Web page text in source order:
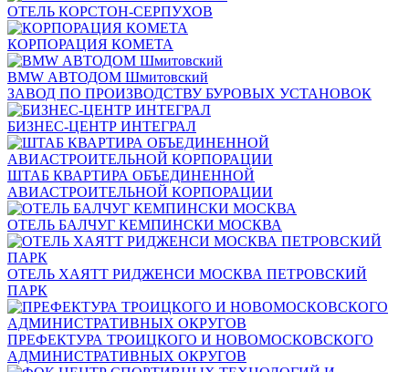
ОТЕЛЬ КОРСТОН-СЕРПУХОВ
КОРПОРАЦИЯ КОМЕТА
BMW АВТОДОМ Шмитовский
ЗАВОД ПО ПРОИЗВОДСТВУ БУРОВЫХ УСТАНОВОК
БИЗНЕС-ЦЕНТР ИНТЕГРАЛ
ШТАБ КВАРТИРА ОБЪЕДИНЕННОЙ
АВИАСТРОИТЕЛЬНОЙ КОРПОРАЦИИ
ОТЕЛЬ БАЛЧУГ КЕМПИНСКИ МОСКВА
ОТЕЛЬ ХАЯТТ РИДЖЕНСИ МОСКВА ПЕТРОВСКИЙ
ПАРК
ПРЕФЕКТУРА ТРОИЦКОГО И НОВОМОСКОВСКОГО
АДМИНИСТРАТИВНЫХ ОКРУГОВ